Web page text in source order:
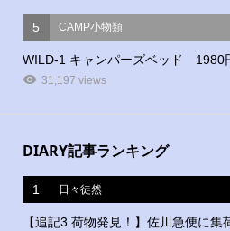
5 CAMP小物類
WILD-1 キャンパーズベッド 1980
31,197 views
DIARY記事ランキング
1 日々徒然
【追記3 荷物発見！】佐川急便に